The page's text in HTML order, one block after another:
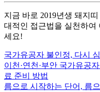
지금 바로 2019년생 돼지
대적인 접근법을 실천하여
세요!
국가유공자 불인정, 다시
이천·연천·부안 국가유공
료 준비 방법
름으로 시작하는 단어, 름